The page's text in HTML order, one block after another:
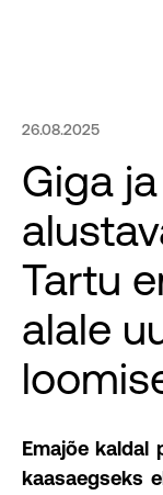
Meist
Kontakt
26.08.2025
Giga
Tartu
alale
Emajõe kaldal
kaasaegseks